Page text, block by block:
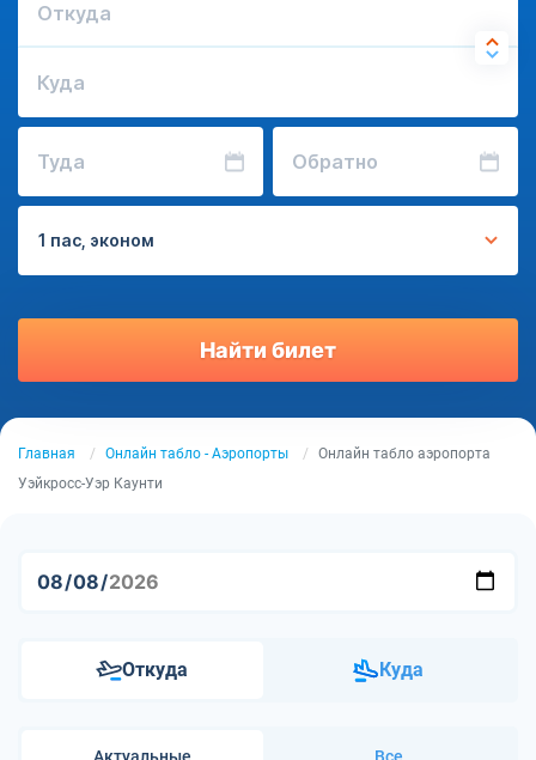
Откуда
Куда
Туда Обратно
1 пас, эконом
Найти билет
Главная Онлайн табло - Аэропорты
Онлайн табло аэропорта
Уэйкросс-Уэр Каунти
Откуда Куда
Актуальные Все